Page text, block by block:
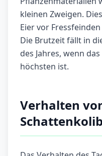
kleinen Zweigen.
Eier vor
Die Brutzeit fällt in
des Jahres, wenn
höchsten ist.
Verhalten